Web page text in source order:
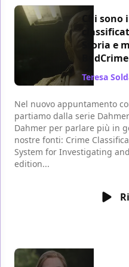
Chi
Storia e
BadCrime
Teresa
Nel nuovo appuntamento
partiamo dalla serie
Dahmer per parlare più in
nostre fonti: Crime
System for Investigating
edition...